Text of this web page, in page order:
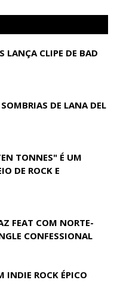
LANÇA CLIPE DE BAD
DE LANA DEL
TONNES" É UM
DE ROCK E
FEAT COM NORTE-
CONFESSIONAL
INDIE ROCK ÉPICO